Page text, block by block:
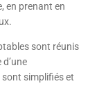
en prenant en
sont réunis
simplifiés et